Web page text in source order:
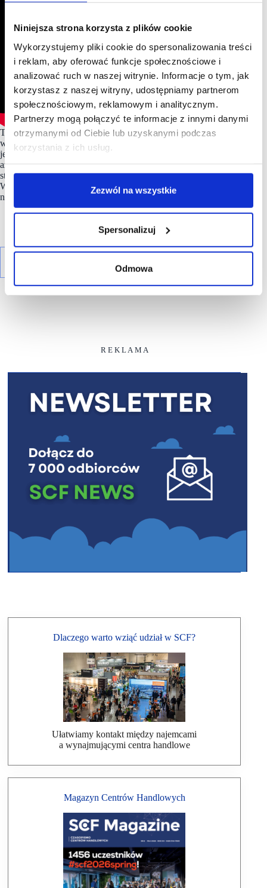
Niniejsza strona korzysta z plików cookie
Wykorzystujemy pliki cookie do spersonalizowania treści
i reklam, aby oferować funkcje społecznościowe i
analizować ruch w naszej witrynie. Informacje o tym, jak
korzystasz z naszej witryny, udostępniamy partnerom
społecznościowym, reklamowym i analitycznym.
Partnerzy mogą połączyć te informacje z innymi danymi
otrzymanymi od Ciebie lub uzyskanymi podczas
korzystania z ich usług.
Zezwól na wszystkie
Spersonalizuj
Odmowa
Targi #scf2025fall odbywały się w dniach 24-25 września
w Expo XXI w Warszawie Nieodłącznym ich elementem
jest część konferencyjna. W tym roku na scenie pojawiło się
aż 24 gości, którzy mówili o kluczowych wyzwaniach
stojących przed rynkiem centrów handlowych w Polsce.
Wszystkie prezentacje i wystąpienia zostały już opublikowane
na kanale
oraz naLinkedin.
R E K L A M A
Dlaczego warto wziąć udział w SCF?
Ułatwiamy kontakt między najemcami
a wynajmującymi centra handlowe
Magazyn Centrów Handlowych